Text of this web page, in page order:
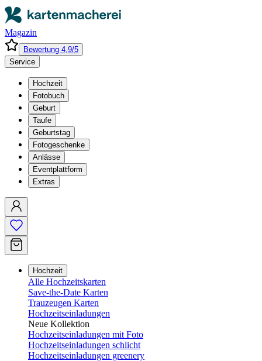
Magazin
Bewertung 4,9/5
Service
Hochzeit
Fotobuch
Geburt
Taufe
Geburtstag
Fotogeschenke
Anlässe
Eventplattform
Extras
Hochzeit
Alle Hochzeitskarten
Save-the-Date Karten
Trauzeugen Karten
Hochzeitseinladungen
Neue Kollektion
Hochzeitseinladungen mit Foto
Hochzeitseinladungen schlicht
Hochzeitseinladungen greenery